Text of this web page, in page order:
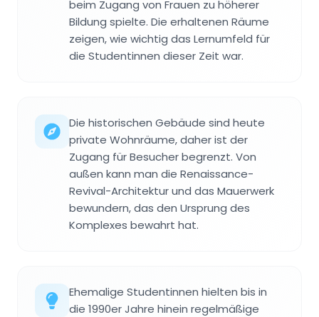
beim Zugang von Frauen zu höherer
Bildung spielte. Die erhaltenen Räume
zeigen, wie wichtig das Lernumfeld für
die Studentinnen dieser Zeit war.
Die historischen Gebäude sind heute
private Wohnräume, daher ist der
Zugang für Besucher begrenzt. Von
außen kann man die Renaissance-
Revival-Architektur und das Mauerwerk
bewundern, das den Ursprung des
Komplexes bewahrt hat.
Ehemalige Studentinnen hielten bis in
die 1990er Jahre hinein regelmäßige